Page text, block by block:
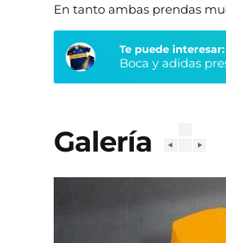
En tanto ambas prendas
Te puede interesar:
Boca y adidas
Galería